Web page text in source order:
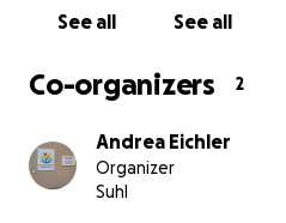
Von Herzen Danke,
nicht teilweise Zensiert sind.
See all See all
Co-organizers 2
Andrea Eichler
Organizer
Suhl